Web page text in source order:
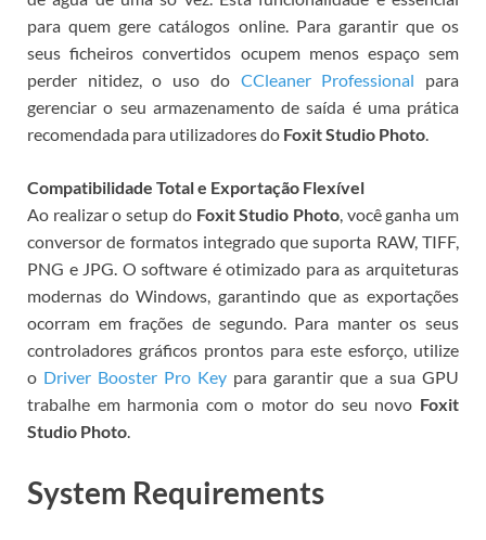
para quem gere catálogos online. Para garantir que os
seus ficheiros convertidos ocupem menos espaço sem
perder nitidez, o uso do CCleaner Professional para
gerenciar o seu armazenamento de saída é uma prática
recomendada para utilizadores do Foxit Studio Photo.
Compatibilidade Total e Exportação Flexível
Ao realizar o setup do Foxit Studio Photo, você ganha um
conversor de formatos integrado que suporta RAW, TIFF,
PNG e JPG. O software é otimizado para as arquiteturas
modernas do Windows, garantindo que as exportações
ocorram em frações de segundo. Para manter os seus
controladores gráficos prontos para este esforço, utilize
o Driver Booster Pro Key para garantir que a sua GPU
trabalhe em harmonia com o motor do seu novo Foxit
Studio Photo.
System Requirements